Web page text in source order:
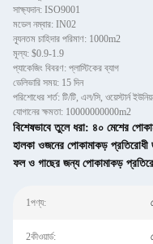
সাক্ষ্যদান: ISO9001
মডেল নম্বার: IN02
ন্যূনতম চাহিদার পরিমাণ: 1000m2
মূল্য: $0.9-1.9
প্যাকেজিং বিবরণ: প্লাস্টিকের ব্যাগ
ডেলিভারি সময়: 15 দিন
পরিশোধের শর্ত: টি/টি, এল/সি, ওয়েস্টার্ন
যোগানের ক্ষমতা: 10000000000m2
বিশেষভাবে তুলে ধরা: ৪০ মেশের
হালকা ওজনের পোকামাকড় প্রতিরোধী
ফল ও গাছের জন্য পোকামাকড়
1পণ্য:
2কীওয়ার্ড: